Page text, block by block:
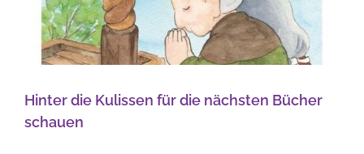
Hinter die Kulissen für die nächsten Bücher
schauen